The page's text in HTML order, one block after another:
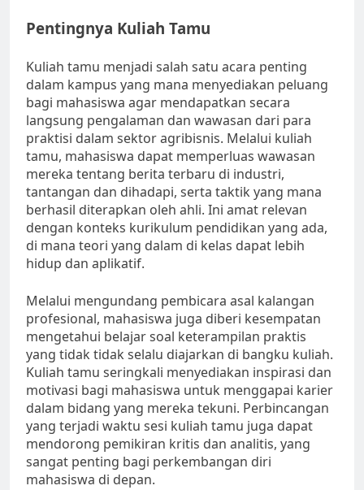
Pentingnya Kuliah Tamu
Kuliah tamu menjadi salah satu acara penting
dalam kampus yang mana menyediakan peluang
bagi mahasiswa agar mendapatkan secara
langsung pengalaman dan wawasan dari para
praktisi dalam sektor agribisnis. Melalui kuliah
tamu, mahasiswa dapat memperluas wawasan
mereka tentang berita terbaru di industri,
tantangan dan dihadapi, serta taktik yang mana
berhasil diterapkan oleh ahli. Ini amat relevan
dengan konteks kurikulum pendidikan yang ada,
di mana teori yang dalam di kelas dapat lebih
hidup dan aplikatif.
Melalui mengundang pembicara asal kalangan
profesional, mahasiswa juga diberi kesempatan
mengetahui belajar soal keterampilan praktis
yang tidak tidak selalu diajarkan di bangku kuliah.
Kuliah tamu seringkali menyediakan inspirasi dan
motivasi bagi mahasiswa untuk menggapai karier
dalam bidang yang mereka tekuni. Perbincangan
yang terjadi waktu sesi kuliah tamu juga dapat
mendorong pemikiran kritis dan analitis, yang
sangat penting bagi perkembangan diri
mahasiswa di depan.